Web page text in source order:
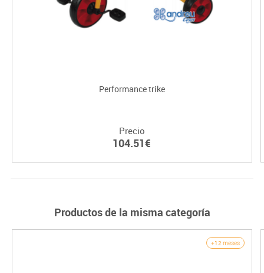
Performance trike
Precio
104.51€
Productos de la misma categoría
+12 meses